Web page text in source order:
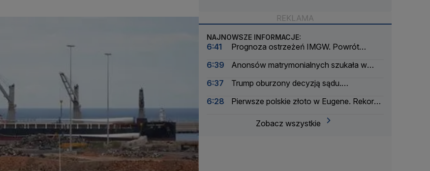
NAJNOWSZE INFORMACJE:
6:41
Prognoza ostrzeżeń IMGW. Powrót
6:39
Anonsów matrymonialnych szukała w
nasenny
6:37
Trump oburzony decyzją sądu.
6:28
Pierwsze polskie złoto w Eugene. Rekord
Zobacz wszystkie